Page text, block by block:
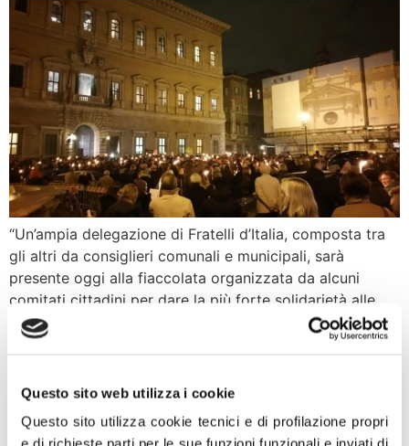
Questo sito web utilizza i cookie
Questo sito utilizza cookie tecnici e di profilazione propri
“Un’ampia delegazione di Fratelli d’Italia, composta tra
gli altri da consiglieri comunali e municipali, sarà
presente oggi alla fiaccolata organizzata da alcuni
comitati cittadini per dare la più forte solidarietà alle
vittime dell’inseguimento della macchina guidata da
persone di origine rom che ieri ha provocato decine di
Incidente Roma, Meloni a